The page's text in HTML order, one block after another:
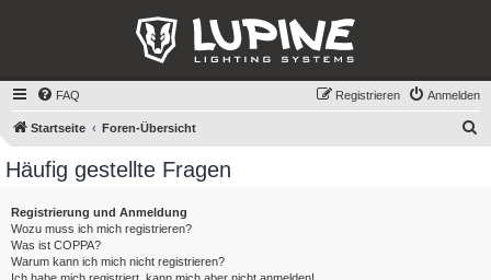
FAQ Anmelden
Registrieren
Startseite Foren-Übersicht
Häufig gestellte Fragen
Registrierung und Anmeldung
Wozu muss ich mich registrieren?
Was ist COPPA?
Warum kann ich mich nicht registrieren?